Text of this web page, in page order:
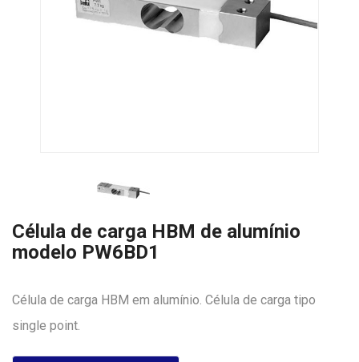
Célula de carga HBM de alumínio
modelo PW6BD1
Célula de carga HBM em alumínio. Célula de carga tipo
single point.